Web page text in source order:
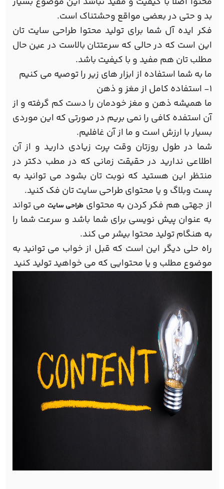
بد و حتی در بعضی مواقع وحشتناک است.
فکر ایده آل شما برای تولید محتوا طراحی سایت تان
این است که در حالی که سرعتتان بالاست در عین حال
مطلب تان هم مفید و با کیفیت باشد.
ما به شما استفاده از ابزار های زیر را توصیه می کنیم
1- استفاده کامل از مغز و ذهن
ما همیشه ذهن و مغز خودمان را دست کم گرفته و از
آن استفده کافی را نمی بریم در صورتی که این موردی
بسیار با ارزش است و ما از آن غافلیم.
شما در طول روزتان وقت پرت زیادی دارید و از آن
اطلاعی ندارید در حقیقت زمانی که در مطب دکتر در
منتظر این هستید که نوبت تان بشود می توانید به
پست وبلاگ و یا محتوای طراحی سایت تان فک کنید.
از جهتی هم فکر کردن به محتوای طراحی سایت می تواند
به عنوان پیش نویسی برای شما باشد و سرعت شما را
به هنگام تولید محتوا بیشر می کند.
راه حلی دیگر این است که قبل از خواب می توانید به
موضوع مطلب و یا محتوایی که می خواهید تولید کنید